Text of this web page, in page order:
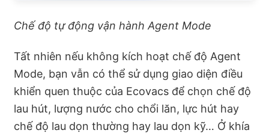
Chế độ tự động vận hành Agent Mode
Tất nhiên nếu không kích hoạt chế độ Agent
Mode, bạn vẫn có thể sử dụng giao diện điều
khiển quen thuộc của Ecovacs để chọn chế độ
lau hút, lượng nước cho chổi lăn, lực hút hay
chế độ lau dọn thường hay lau dọn kỹ… Ở khía